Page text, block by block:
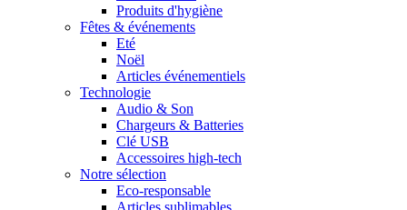
Produits d'hygiène
Fêtes & événements
Eté
Noël
Articles événementiels
Technologie
Audio & Son
Chargeurs & Batteries
Clé USB
Accessoires high-tech
Notre sélection
Eco-responsable